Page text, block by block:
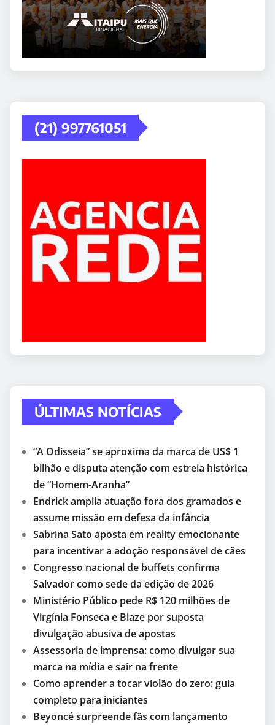
(21) 997761051
ÚLTIMAS NOTÍCIAS
“A Odisseia” se aproxima da marca de US$ 1
bilhão e disputa atenção com estreia histórica
de “Homem-Aranha”
Endrick amplia atuação fora dos gramados e
assume missão em defesa da infância
Sabrina Sato aposta em reality emocionante
para incentivar a adoção responsável de cães
Congresso nacional de buffets confirma
Salvador como sede da edição de 2026
Ministério Público pede R$ 120 milhões de
Virgínia Fonseca e Blaze por suposta
divulgação abusiva de apostas
Assessoria de imprensa: como divulgar sua
marca na mídia e sair na frente
Como aprender a tocar violão do zero: guia
completo para iniciantes
Beyoncé surpreende fãs com lançamento